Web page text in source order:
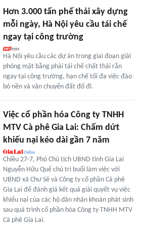
Hơn 3.000 tấn phế thải xây dựng
mỗi ngày, Hà Nội yêu cầu tái chế
ngay tại công trường
Hà Nội yêu cầu các dự án trong giai đoạn giải
phóng mặt bằng phải tái chế chất thải rắn
ngay tại công trường, hạn chế tối đa việc đào
bỏ nền và vận chuyển đất đổ đi.
Việc cổ phần hóa Công ty TNHH
MTV Cà phê Gia Lai: Chấm dứt
khiếu nại kéo dài gần 7 năm
Chiều 27-7, Phó Chủ tịch UBND tỉnh Gia Lai
Nguyễn Hữu Quế chủ trì buổi làm việc với
UBND xã Chư Sê và Công ty cổ phần Cà phê
Gia Lai để đánh giá kết quả giải quyết vụ việc
khiếu nại của các hộ dân nhận khoán phát sinh
sau quá trình cổ phần hóa Công ty TNHH MTV
Cà phê Gia Lai.